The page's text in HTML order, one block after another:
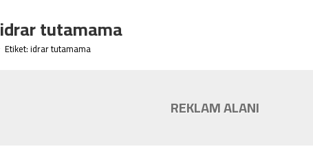
idrar tutamama
Etiket: idrar tutamama
REKLAM ALANI